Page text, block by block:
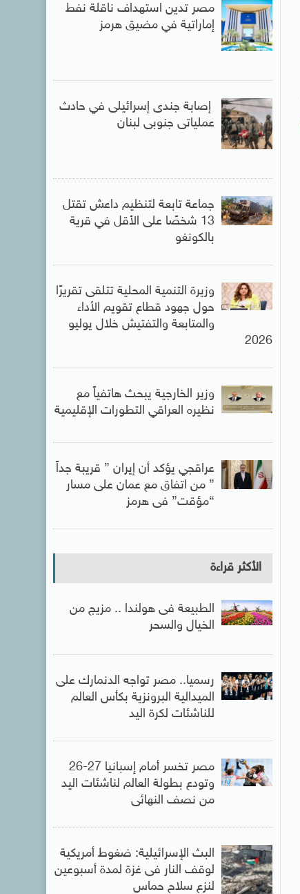
مصر تدين استهداف ناقلة نفط
إماراتية في مضيق هرمز
إصابة جندى إسرائيلى في حادث
عملياتى جنوبى لبنان
جماعة تابعة لتنظيم داعش تقتل
13 شخصًا على الأقل في قرية
بالكونغو
وزيرة التنمية المحلية تتلقى تقريرًا
حول جهود قطاع تقويم الأداء
والمتابعة والتفتيش خلال يوليو
2026
وزير الخارجية يبحث هاتفياً مع
نظيره العراقي التطورات الإقليمية
عراقجي يؤكد أن إيران ” قريبة جداً
” من اتفاق مع عمان على مسار
“مؤقت” فى هرمز
الأكثر قراءة
الطبيعة فى هولندا .. مزيج من
الخيال والسحر
رسميا.. مصر تواجه الدنمارك على
الميدالية البرونزية بكأس العالم
للناشئات لكرة اليد
مصر تخسر أمام إسبانيا 27-26
وتودع بطولة العالم لناشئات اليد
من نصف النهائى
البث الإسرائيلية: ضغوط أمريكية
لوقف النار فى غزة لمدة أسبوعين
لنزع سلاح حماس